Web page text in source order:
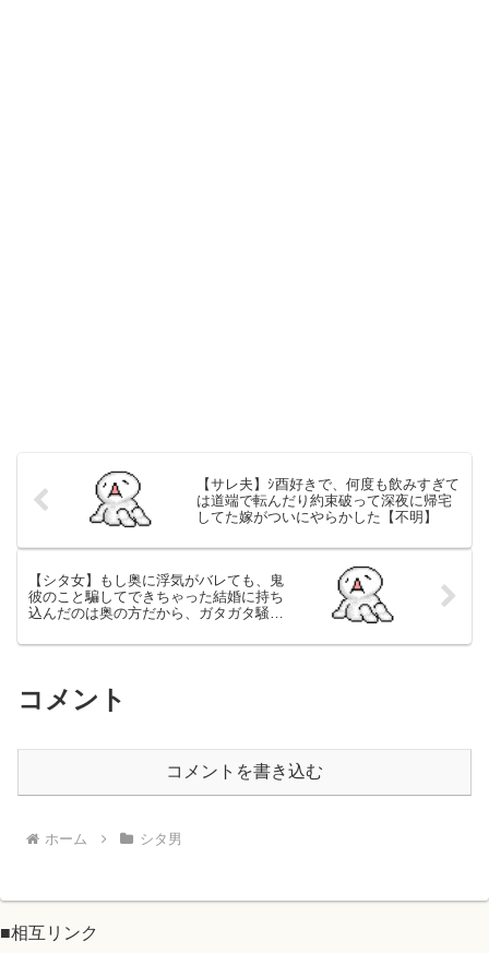
【サレ夫】ｼ酉好きで、何度も飲みすぎて
は道端で転んだり約束破って深夜に帰宅
してた嫁がついにやらかした【不明】
【シタ女】もし奥に浮気がバレても、鬼
彼のこと騙してできちゃった結婚に持ち
込んだのは奥の方だから、ガタガタ騒ぐ
コメント
コメントを書き込む
ホーム シタ男
■相互リンク